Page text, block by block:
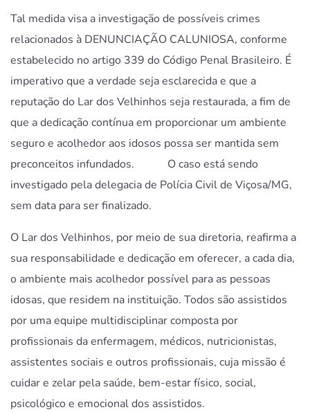
Tal medida visa a investigação de possíveis crimes
relacionados à DENUNCIAÇÃO CALUNIOSA, conforme
estabelecido no artigo 339 do Código Penal Brasileiro. É
imperativo que a verdade seja esclarecida e que a
reputação do Lar dos Velhinhos seja restaurada, a fim de
que a dedicação contínua em proporcionar um ambiente
seguro e acolhedor aos idosos possa ser mantida sem
preconceitos infundados. O caso está sendo
investigado pela delegacia de Polícia Civil de Viçosa/MG,
sem data para ser finalizado.
O Lar dos Velhinhos, por meio de sua diretoria, reafirma a
sua responsabilidade e dedicação em oferecer, a cada dia,
o ambiente mais acolhedor possível para as pessoas
idosas, que residem na instituição. Todos são assistidos
por uma equipe multidisciplinar composta por
profissionais da enfermagem, médicos, nutricionistas,
assistentes sociais e outros profissionais, cuja missão é
cuidar e zelar pela saúde, bem-estar físico, social,
psicológico e emocional dos assistidos.